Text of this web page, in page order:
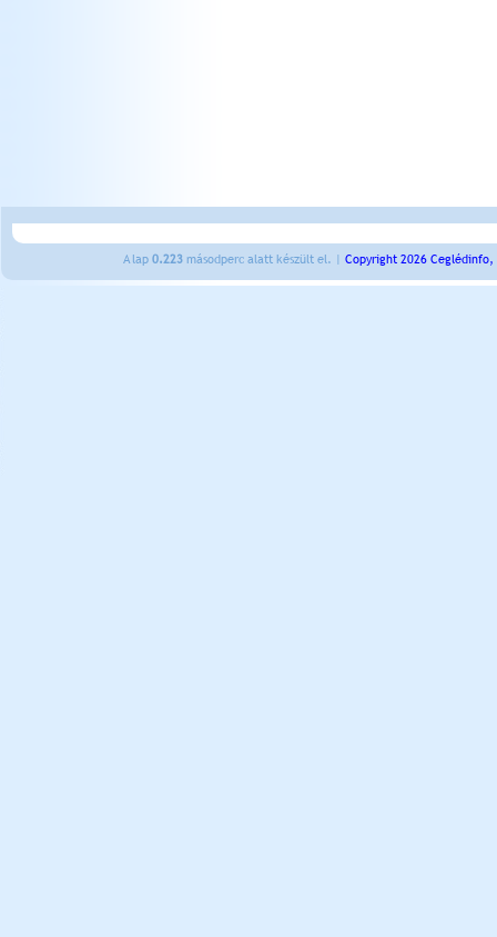
A lap 0.223 másodperc alatt készült el. | Copyright 2026